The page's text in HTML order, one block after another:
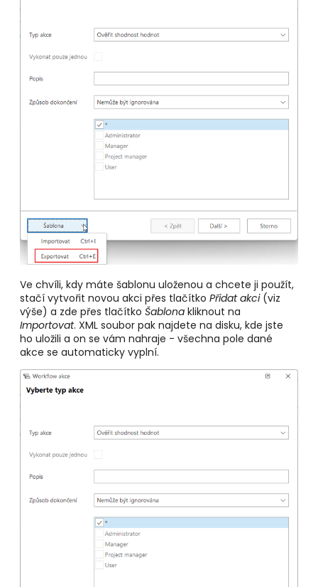
Ve chvíli, kdy máte šablonu uloženou a chcete ji použít,
stačí vytvořit novou akci přes tlačítko Přidat akci(viz
výše) a zde přes tlačítko Šablona kliknout na
Importovat. XML soubor pak najdete na disku, kde jste
ho uložili a on se vám nahraje - všechna pole dané
akce se automaticky vyplní.